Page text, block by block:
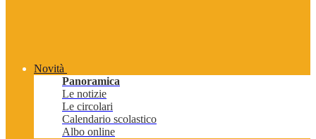
Novità
Panoramica
Le notizie
Le circolari
Calendario scolastico
Albo online